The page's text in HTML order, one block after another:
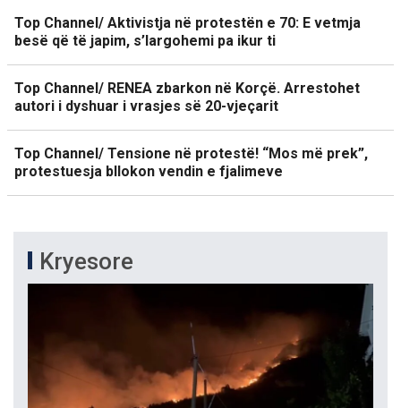
Top Channel/ Aktivistja në protestën e 70: E vetmja
besë që të japim, s’largohemi pa ikur ti
Top Channel/ RENEA zbarkon në Korçë. Arrestohet
autori i dyshuar i vrasjes së 20-vjeçarit
Top Channel/ Tensione në protestë! “Mos më prek”,
protestuesja bllokon vendin e fjalimeve
Kryesore